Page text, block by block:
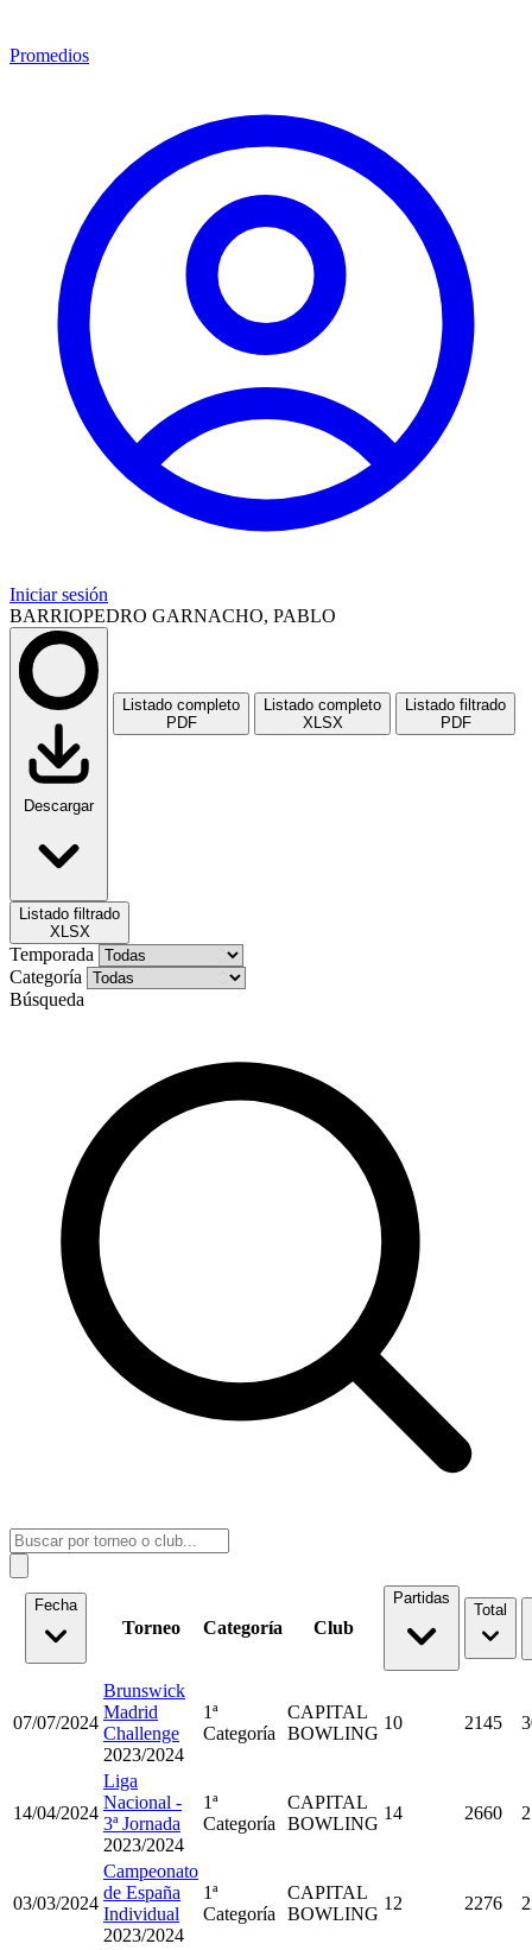
Promedios
Iniciar sesión
BARRIOPEDRO GARNACHO, PABLO
Descargar
Listado completo
PDF
Listado completo
XLSX
Listado filtrado
PDF
Listado filtrado
XLSX
Temporada
Categoría
Búsqueda
Fecha
Torneo Categoría Club
Partidas
Total
07/07/2024
Brunswick
Madrid
Challenge
2023/2024
1ª
Categoría
CAPITAL
BOWLING
10 2145
14/04/2024
Liga
Nacional -
3ª Jornada
2023/2024
1ª
Categoría
CAPITAL
BOWLING
14 2660
03/03/2024
Campeonato
de España
Individual
2023/2024
1ª
Categoría
CAPITAL
BOWLING
12 2276